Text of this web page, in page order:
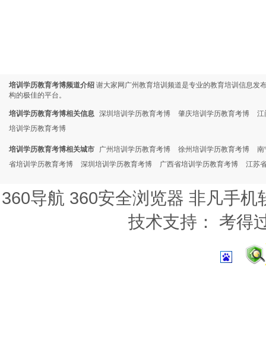
培训学历教育考博频道介绍 谢大家网广州教育培训频道是专业的教育培训信息发
构的极佳的平台。
培训学历教育考博相关信息 深圳培训学历教育考博 肇庆培训学历教育考博
江
培训学历教育考博
培训学历教育考博相关城市 广州培训学历教育考博 徐州培训学历教育考博
南
省培训学历教育考博
深圳培训学历教育考博 广西省培训学历教育考博 江苏
360导航 360安全浏览器 非凡手机
技术支持： 考得